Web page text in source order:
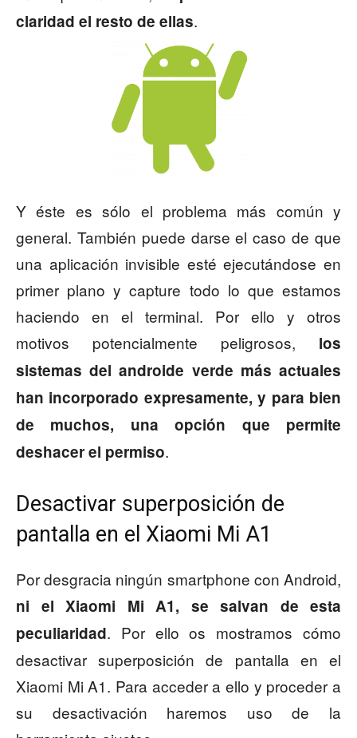
claridad el resto de ellas.
Y éste es sólo el problema más común y
general. También puede darse el caso de que
una aplicación invisible esté ejecutándose en
primer plano y capture todo lo que estamos
haciendo en el terminal. Por ello y otros
motivos potencialmente peligrosos, los
sistemas del androide verde más actuales
han incorporado expresamente, y para bien
de muchos, una opción que permite
deshacer el permiso.
Desactivar superposición de
pantalla en el Xiaomi Mi A1
Por desgracia ningún smartphone con Android,
ni el Xiaomi Mi A1, se salvan de esta
peculiaridad. Por ello os mostramos cómo
desactivar superposición de pantalla en el
Xiaomi Mi A1. Para acceder a ello y proceder a
su desactivación haremos uso de la